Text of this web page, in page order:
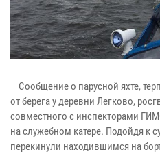
Сообщение о парусной яхте,
от берега у деревни Легково,
совместного с инспекторами
на служебном катере. Подойдя к
перекинули находившимся на